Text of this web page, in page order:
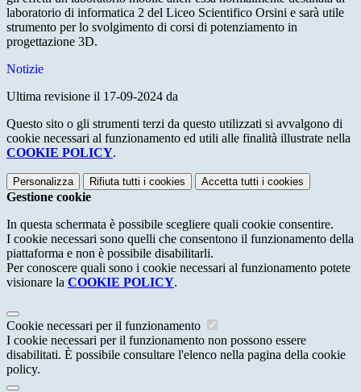
laboratorio di informatica 2 del Liceo Scientifico Orsini e sarà utile
strumento per lo svolgimento di corsi di potenziamento in
progettazione 3D.
Notizie
Ultima revisione il 17-09-2024 da
Questo sito o gli strumenti terzi da questo utilizzati si avvalgono di
cookie necessari al funzionamento ed utili alle finalità illustrate nella
COOKIE POLICY.
Personalizza Rifiuta tutti i cookies Accetta tutti i cookies
Gestione cookie
In questa schermata è possibile scegliere quali cookie consentire.
I cookie necessari sono quelli che consentono il funzionamento della
piattaforma e non è possibile disabilitarli.
Per conoscere quali sono i cookie necessari al funzionamento potete
visionare la COOKIE POLICY.
Cookie necessari per il funzionamento
I cookie necessari per il funzionamento non possono essere
disabilitati. È possibile consultare l'elenco nella pagina della cookie
policy.